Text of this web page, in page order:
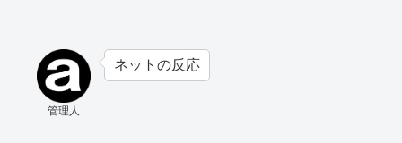
管理人
ネットの反応